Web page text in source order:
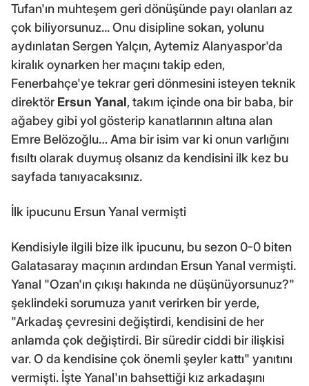
Tufan'ın muhteşem geri dönüşünde payı olanları az
çok biliyorsunuz... Onu disipline sokan, yolunu
aydınlatan Sergen Yalçın, Aytemiz Alanyaspor'da
kiralık oynarken her maçını takip eden,
Fenerbahçe'ye tekrar geri dönmesini isteyen teknik
direktör Ersun Yanal, takım içinde ona bir baba, bir
ağabey gibi yol gösterip kanatlarının altına alan
Emre Belözoğlu… Ama bir isim var ki onun varlığını
fısıltı olarak duymuş olsanız da kendisini ilk kez bu
sayfada tanıyacaksınız.
İlk ipucunu Ersun Yanal vermişti
Kendisiyle ilgili bize ilk ipucunu, bu sezon 0-0 biten
Galatasaray maçının ardından Ersun Yanal vermişti.
Yanal "Ozan'ın çıkışı hakında ne düşünüyorsunuz?"
şeklindeki sorumuza yanıt verirken bir yerde,
"Arkadaş çevresini değiştirdi, kendisini de her
anlamda çok değiştirdi. Bir süredir ciddi bir ilişkisi
var. O da kendisine çok önemli şeyler kattı" yanıtını
vermişti. İşte Yanal'ın bahsettiği kız arkadaşını